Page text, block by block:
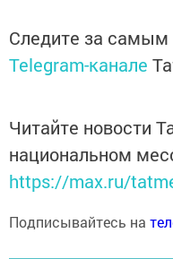
Следите за
Telegram-канале
Читайте новости
национальном
https://max.ru/
Подписывайтесь на